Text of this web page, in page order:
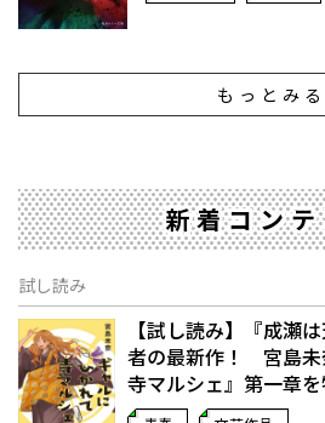
もっとみる
新着コン
試し読み
【試し読み】『成瀬
者の最新作！ 宮島未
寺マルシェ』第一章を